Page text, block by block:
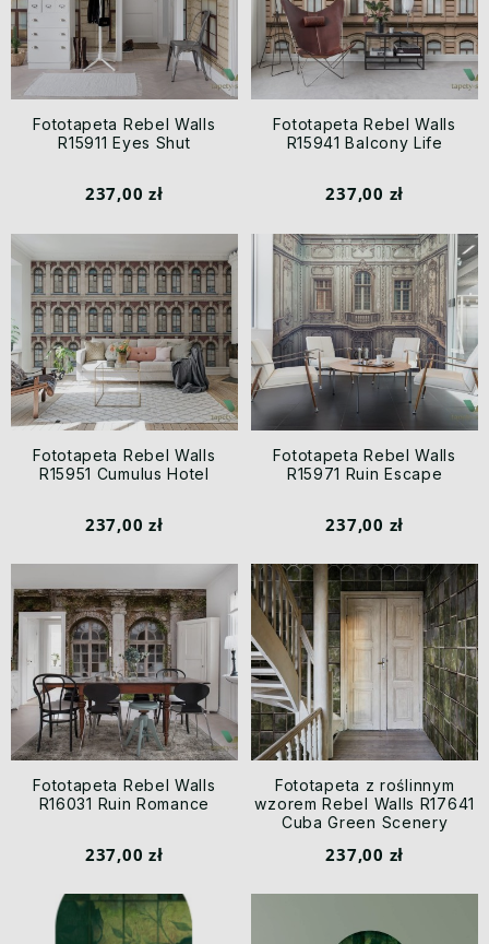
Fototapeta Rebel Walls
R15911 Eyes Shut
237,00 zł
Fototapeta Rebel Walls
R15941 Balcony Life
237,00 zł
Fototapeta Rebel Walls
R15951 Cumulus Hotel
237,00 zł
Fototapeta Rebel Walls
R15971 Ruin Escape
237,00 zł
Fototapeta Rebel Walls
R16031 Ruin Romance
237,00 zł
Fototapeta z roślinnym
wzorem Rebel Walls R17641
Cuba Green Scenery
237,00 zł